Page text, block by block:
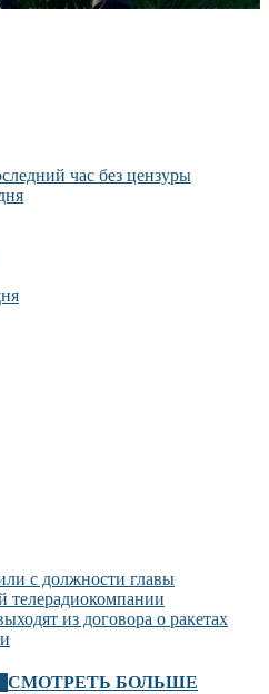
час без цензуры
с должности главы
телерадиокомпании
из договора о ракетах
СМОТРЕТЬ БОЛЬШЕ